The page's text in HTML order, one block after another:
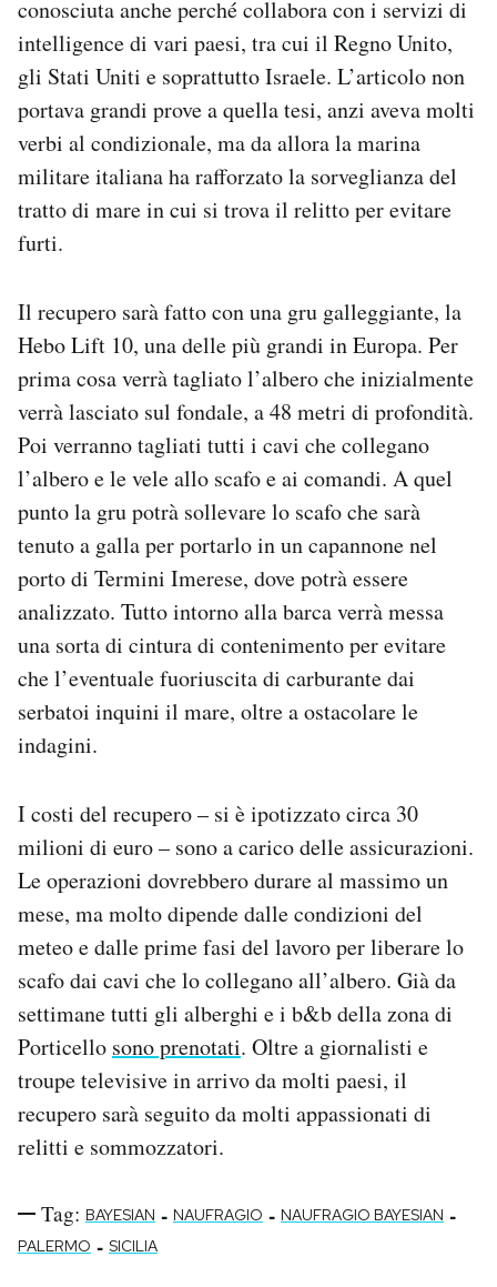
conosciuta anche perché collabora con i servizi di
intelligence di vari paesi, tra cui il Regno Unito,
gli Stati Uniti e soprattutto Israele. L’articolo non
portava grandi prove a quella tesi, anzi aveva molti
verbi al condizionale, ma da allora la marina
militare italiana ha rafforzato la sorveglianza del
tratto di mare in cui si trova il relitto per evitare
furti.
Il recupero sarà fatto con una gru galleggiante, la
Hebo Lift 10, una delle più grandi in Europa. Per
prima cosa verrà tagliato l’albero che inizialmente
verrà lasciato sul fondale, a 48 metri di profondità.
Poi verranno tagliati tutti i cavi che collegano
l’albero e le vele allo scafo e ai comandi. A quel
punto la gru potrà sollevare lo scafo che sarà
tenuto a galla per portarlo in un capannone nel
porto di Termini Imerese, dove potrà essere
analizzato. Tutto intorno alla barca verrà messa
una sorta di cintura di contenimento per evitare
che l’eventuale fuoriuscita di carburante dai
serbatoi inquini il mare, oltre a ostacolare le
indagini.
I costi del recupero – si è ipotizzato circa 30
milioni di euro – sono a carico delle assicurazioni.
Le operazioni dovrebbero durare al massimo un
mese, ma molto dipende dalle condizioni del
meteo e dalle prime fasi del lavoro per liberare lo
scafo dai cavi che lo collegano all’albero. Già da
settimane tutti gli alberghi e i b&b della zona di
Porticello sono prenotati. Oltre a giornalisti e
troupe televisive in arrivo da molti paesi, il
recupero sarà seguito da molti appassionati di
relitti e sommozzatori.
Tag: BAYESIAN - NAUFRAGIO - NAUFRAGIO BAYESIAN -
PALERMO - SICILIA